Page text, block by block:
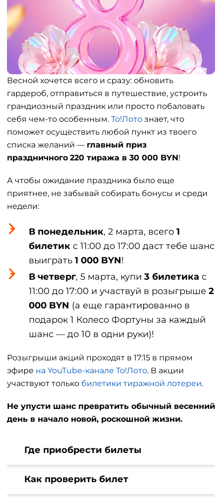
Весной хочется всего и сразу: обновить
гардероб, отправиться в путешествие, устроить
грандиозный праздник или просто побаловать
себя чем-то особенным. То!Лото знает, что
поможет осуществить любой пункт из твоего
списка желаний — главный приз
праздничного 220 тиража в 30 000 BYN!
А чтобы ожидание праздника было еще
приятнее, не забывай собирать бонусы и среди
недели:
В понедельник, 2 марта, всего 1
билетик c 11:00 до 17:00 даст тебе шанс
выиграть 1 000 BYN!
В четверг, 5 марта, купи 3 билетика c
11:00 до 17:00 и участвуй в розыгрыше 2
000 BYN (а еще гарантированно в
подарок 1 Колесо Фортуны за каждый
шанс — до 10 в одни руки)!
Розыгрыши акций проходят в 17:15 в прямом
эфире на YouTube-канале То!Лото. В акции
участвуют только билетики тиражной лотереи.
Не упусти шанс превратить обычный весенний
день в начало новой, роскошной жизни.
Где приобрести билеты
Как проверить билет